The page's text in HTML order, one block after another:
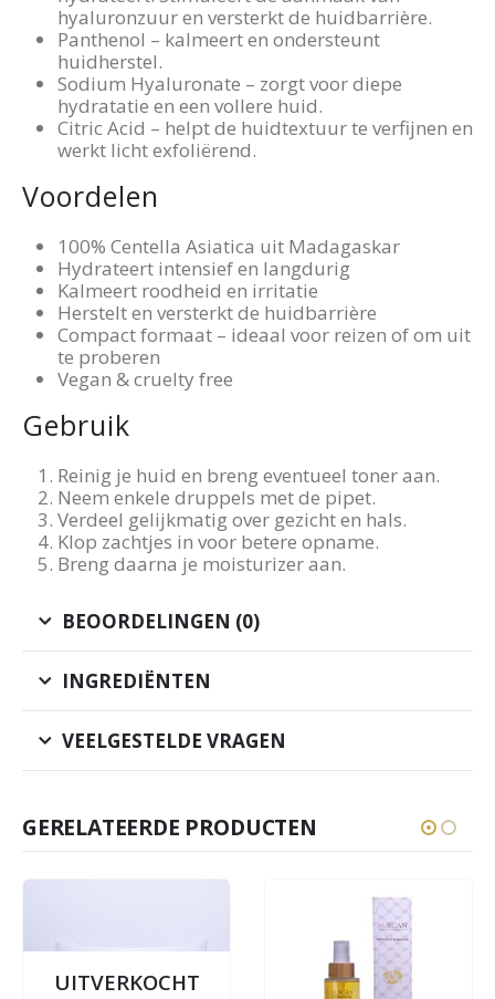
hyaluronzuur en versterkt de huidbarrière.
Panthenol – kalmeert en ondersteunt
huidherstel.
Sodium Hyaluronate – zorgt voor diepe
hydratatie en een vollere huid.
Citric Acid – helpt de huidtextuur te verfijnen en
werkt licht exfoliërend.
Voordelen
100% Centella Asiatica uit Madagaskar
Hydrateert intensief en langdurig
Kalmeert roodheid en irritatie
Herstelt en versterkt de huidbarrière
Compact formaat – ideaal voor reizen of om uit
te proberen
Vegan & cruelty free
Gebruik
Reinig je huid en breng eventueel toner aan.
Neem enkele druppels met de pipet.
Verdeel gelijkmatig over gezicht en hals.
Klop zachtjes in voor betere opname.
Breng daarna je moisturizer aan.
BEOORDELINGEN (0)
INGREDIËNTEN
VEELGESTELDE VRAGEN
GERELATEERDE PRODUCTEN
UITVERKOCHT